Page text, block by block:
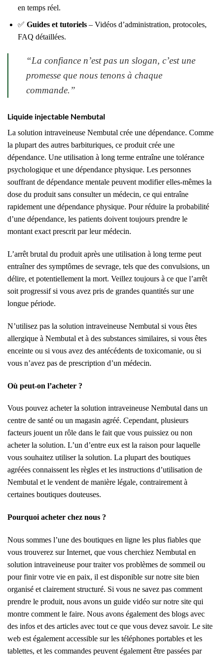
en temps réel.
✅ Guides et tutoriels– Vidéos d’administration, protocoles,
FAQ détaillées.
“La confiance n’est pas un slogan, c’est une
promesse que nous tenons à chaque
commande.”
Liquide injectable Nembutal
La solution intraveineuse Nembutal crée une dépendance. Comme
la plupart des autres barbituriques, ce produit crée une
dépendance. Une utilisation à long terme entraîne une tolérance
psychologique et une dépendance physique. Les personnes
souffrant de dépendance mentale peuvent modifier elles-mêmes la
dose du produit sans consulter un médecin, ce qui entraîne
rapidement une dépendance physique. Pour réduire la probabilité
d’une dépendance, les patients doivent toujours prendre le
montant exact prescrit par leur médecin.
L’arrêt brutal du produit après une utilisation à long terme peut
entraîner des symptômes de sevrage, tels que des convulsions, un
délire, et potentiellement la mort. Veillez toujours à ce que l’arrêt
soit progressif si vous avez pris de grandes quantités sur une
longue période.
N’utilisez pas la solution intraveineuse Nembutal si vous êtes
allergique à Nembutal et à des substances similaires, si vous êtes
enceinte ou si vous avez des antécédents de toxicomanie, ou si
vous n’avez pas de prescription d’un médecin.
Où peut-on l’acheter ?
Vous pouvez acheter la solution intraveineuse Nembutal dans un
centre de santé ou un magasin agréé. Cependant, plusieurs
facteurs jouent un rôle dans le fait que vous puissiez ou non
acheter la solution. L’un d’entre eux est la raison pour laquelle
vous souhaitez utiliser la solution. La plupart des boutiques
agréées connaissent les règles et les instructions d’utilisation de
Nembutal et le vendent de manière légale, contrairement à
certaines boutiques douteuses.
Pourquoi acheter chez nous ?
Nous sommes l’une des boutiques en ligne les plus fiables que
vous trouverez sur Internet, que vous cherchiez Nembutal en
solution intraveineuse pour traiter vos problèmes de sommeil ou
pour finir votre vie en paix, il est disponible sur notre site bien
organisé et clairement structuré. Si vous ne savez pas comment
prendre le produit, nous avons un guide vidéo sur notre site qui
montre comment le faire. Nous avons également des blogs avec
des infos et des articles avec tout ce que vous devez savoir. Le site
web est également accessible sur les téléphones portables et les
tablettes, et les commandes peuvent également être passées par